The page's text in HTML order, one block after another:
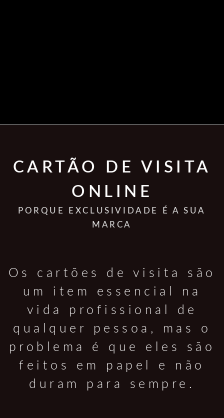
CARTÃO DE VISITA
ONLINE
PORQUE EXCLUSIVIDADE É A SUA
MARCA
Os cartões de visita são
um item essencial na
vida profissional de
qualquer pessoa, mas o
problema é que eles são
feitos em papel e não
duram para sempre.